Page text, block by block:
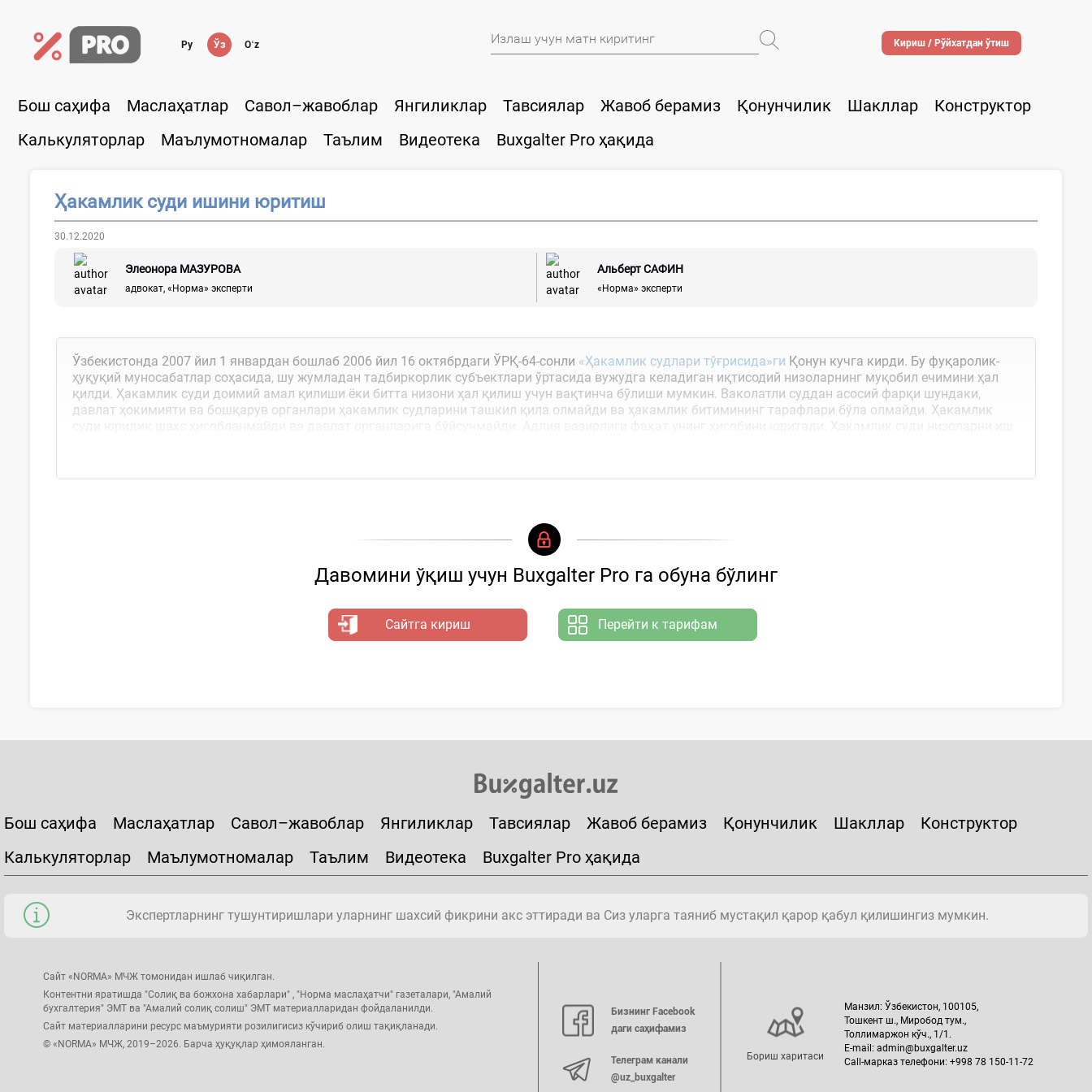
Ру Ўз Oʻz Кириш / Рўйхатдан ўтиш
Бош саҳифа Маслаҳатлар Савол–жавоблар Янгиликлар Тавсиялар Жавоб берамиз Қонунчилик Шакллар
Конструктор
Калькуляторлар
Маълумотномалар Таълим Видеотека Buxgalter Pro ҳақида
Ҳакамлик суди ишини юритиш
30.12.2020
Элеонора МАЗУРОВА
адвокат, «Норма» эксперти
Альберт САФИН
«Норма» эксперти
Ўзбекистонда 2007 йил 1 январдан бошлаб 2006 йил 16 октябрдаги ЎРҚ-64-сонли «Ҳакамлик судлари тўғрисида»ги Қонун кучга кирди. Бу фуқаролик-
ҳуқуқий муносабатлар соҳасида, шу жумладан тадбиркорлик субъектлари ўртасида вужудга келадиган иқтисодий низоларнинг муқобил ечимини ҳал
қилди. Ҳакамлик суди доимий амал қилиши ёки битта низони ҳал қилиш учун вақтинча бўлиши мумкин. Ваколатли суддан асосий фарқи шундаки,
давлат ҳокимияти ва бошқарув органлари ҳакамлик судларини ташкил қила олмайди ва ҳакамлик битимининг тарафлари бўла олмайди. Ҳакамлик
Давомини ўқиш учун Buxgalter Pro га обуна бўлинг
Сайтга кириш Перейти к тарифам
Бош саҳифа Маслаҳатлар Савол–жавоблар Янгиликлар Тавсиялар Жавоб берамиз Қонунчилик Шакллар
Конструктор
Калькуляторлар
Маълумотномалар Таълим Видеотека Buxgalter Pro ҳақида
Экспертларнинг тушунтиришлари уларнинг шахсий фикрини акс эттиради ва Сиз уларга таяниб мустақил қарор қабул қилишингиз мумкин.
Сайт «NORMA» МЧЖ томонидан ишлаб чиқилган.
Контентни яратишда "Солиқ ва божхона хабарлари" , "Норма маслаҳатчи" газеталари, "Амалий
бухгалтерия" ЭМТ ва "Амалий солиқ солиш" ЭМТ материалларидан фойдаланилди.
Сайт материалларини ресурс маъмурияти розилигисиз кўчириб олиш тақиқланади.
© «NORMA» МЧЖ, 2019–2026. Барча ҳуқуқлар ҳимояланган.
Бизнинг Facebook
даги саҳифамиз
Телеграм канали
@uz_buxgalter
Бориш харитаси
Манзил: Ўзбекистон, 100105,
Тошкент ш., Миробод тум.,
Толлимаржон кўч., 1/1.
E-mail: admin@buxgalter.uz
Call-марказ телефони: +998 78 150-11-72